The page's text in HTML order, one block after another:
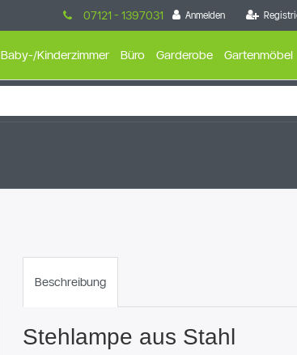
Anmelden
07121 - 1397031
Baby-/Kinderzimmer Büro Garderobe Gartenmöbel
Beschreibung
Stehlampe aus Stahl